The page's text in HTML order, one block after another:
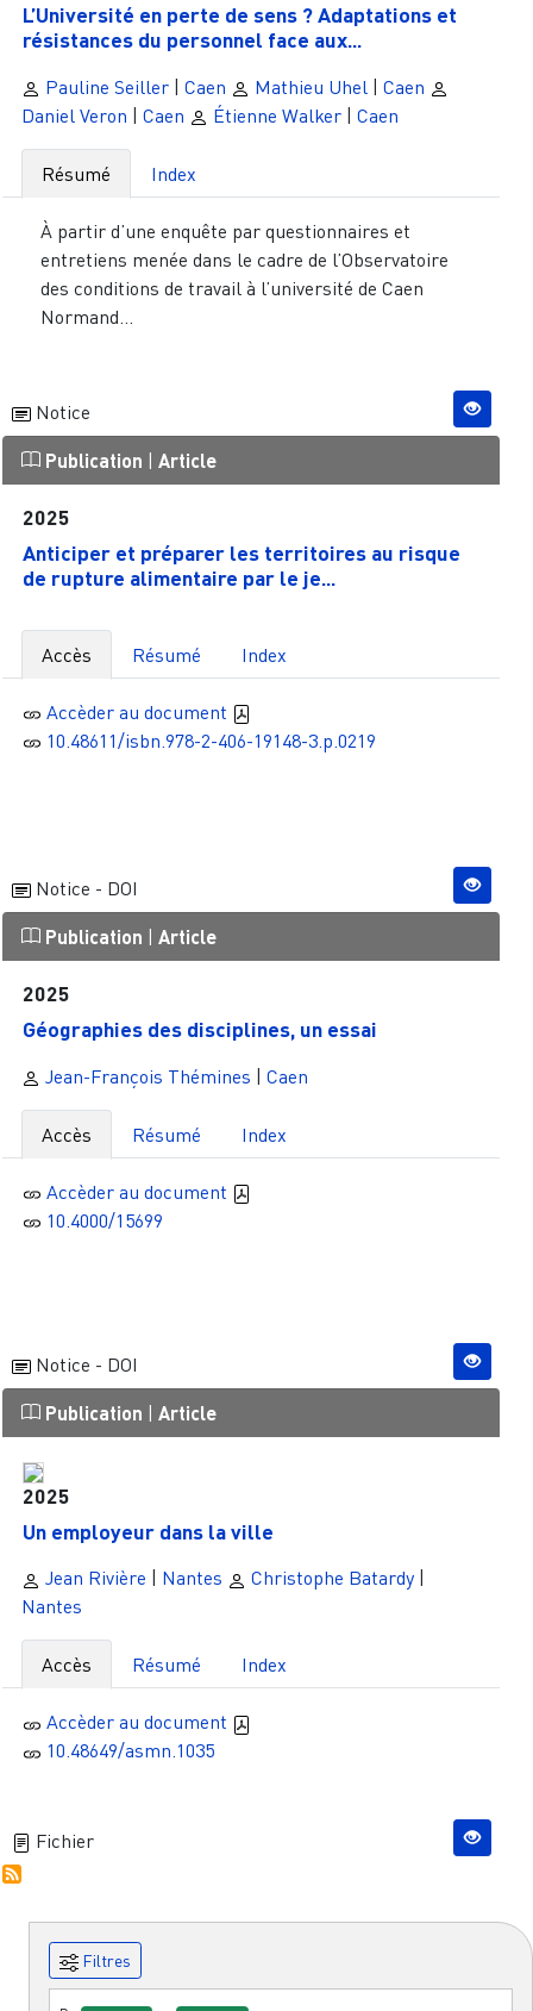
L’Université en perte de sens ? Adaptations et
résistances du personnel face aux...
Pauline Seiller| Caen Mathieu Uhel | Caen
Daniel Veron | Caen Étienne Walker| Caen
Résumé Index
À partir d’une enquête par questionnaires et
entretiens menée dans le cadre de l’Observatoire
des conditions de travail à l’université de Caen
Normand...
Notice
Publication | Article
2025
Anticiper et préparer les territoires au risque
de rupture alimentaire par le je...
Accès Résumé Index
Accèder au document
10.48611/isbn.978-2-406-19148-3.p.0219
Notice - DOI
Publication | Article
2025
Géographies des disciplines, un essai
Jean-François Thémines Caen
Accès Résumé Index
Accèder au document
10.4000/15699
Notice - DOI
Publication | Article
2025
Un employeur dans la ville
Jean Rivière Nantes Christophe Batardy|
Nantes
Accès Résumé Index
Accèder au document
10.48649/asmn.1035
Fichier
Filtres